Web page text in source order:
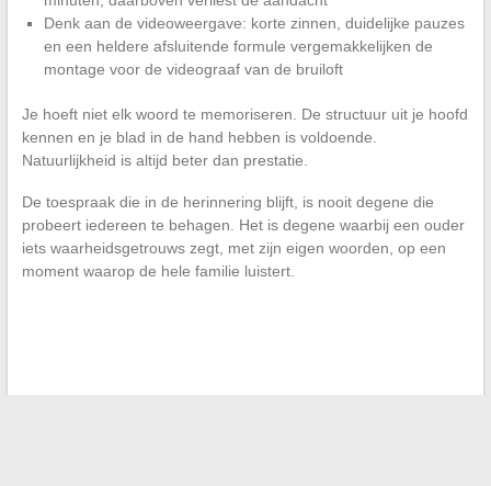
Denk aan de videoweergave: korte zinnen, duidelijke pauzes
en een heldere afsluitende formule vergemakkelijken de
montage voor de videograaf van de bruiloft
Je hoeft niet elk woord te memoriseren. De structuur uit je hoofd
kennen en je blad in de hand hebben is voldoende.
Natuurlijkheid is altijd beter dan prestatie.
De toespraak die in de herinnering blijft, is nooit degene die
probeert iedereen te behagen. Het is degene waarbij een ouder
iets waarheidsgetrouws zegt, met zijn eigen woorden, op een
moment waarop de hele familie luistert.